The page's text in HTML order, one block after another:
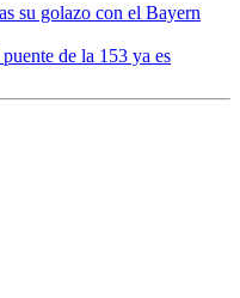
su golazo con el Bayern
de la 153 ya es